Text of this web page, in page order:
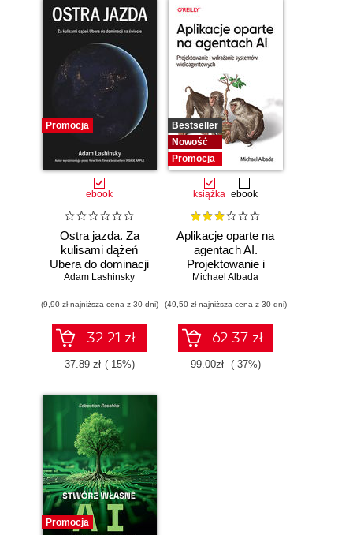
Promocja
ebook
Ostra jazda. Za
kulisami dążeń
Ubera do dominacji
na świecie
Adam Lashinsky
(9,90 zł najniższa cena z 30 dni)
32.21 zł
37.89 zł (-15%)
Bestseller
Nowość
Promocja
książka ebook
Aplikacje oparte na
agentach AI.
Projektowanie i
wdrażanie
wieloagentowych
Michael Albada
(49,50 zł najniższa cena z 30 dni)
62.37 zł
99.00zł (-37%)
Promocja